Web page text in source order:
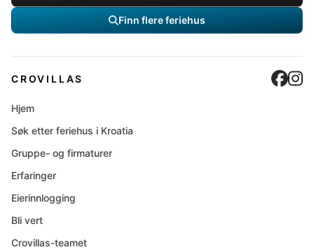
Finn flere feriehus
CROVILLAS
Hjem
Søk etter feriehus i Kroatia
Gruppe- og firmaturer
Erfaringer
Eierinnlogging
Bli vert
Crovillas-teamet